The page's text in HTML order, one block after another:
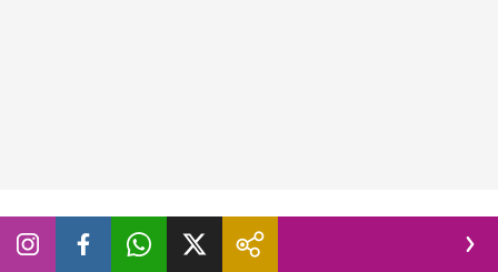
La storia dietro i capelli di Cucurella: dalla